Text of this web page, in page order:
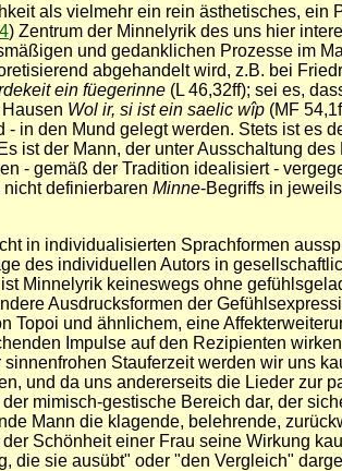
als vielmehr ein rein ästhetisches, ein
4) Zentrum der Minnelyrik des uns hier
und gedanklichen Prozesse im
abgehandelt wird, z.B. bei
ein füegerinne (L 46,32ff); sei es,
Wol ir, si ist ein saelic wîp (MF
in den Mund gelegt werden. Stets ist es
ist der Mann, der unter Ausschaltung
- gemäß der Tradition idealisiert -
definierbaren Minne-Begriffs in
in individualisierten Sprachformen
des individuellen Autors in
Minnelyrik keineswegs ohne
Ausdrucksformen der
Topoi und ähnlichem, eine
Impulse auf den Rezipienten
Stauferzeit werden wir uns
und da uns andererseits die Lieder zur
mimisch-gestische Bereich dar, der
Mann die klagende, belehrende,
Schönheit einer Frau seine Wirkung
die sie ausübt" oder "den Vergleich"